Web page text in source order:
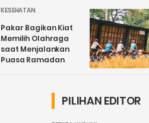
KESEHATAN
Pakar Bagikan Kiat
Memilih Olahraga
saat Menjalankan
Puasa Ramadan
PILIHAN EDITOR